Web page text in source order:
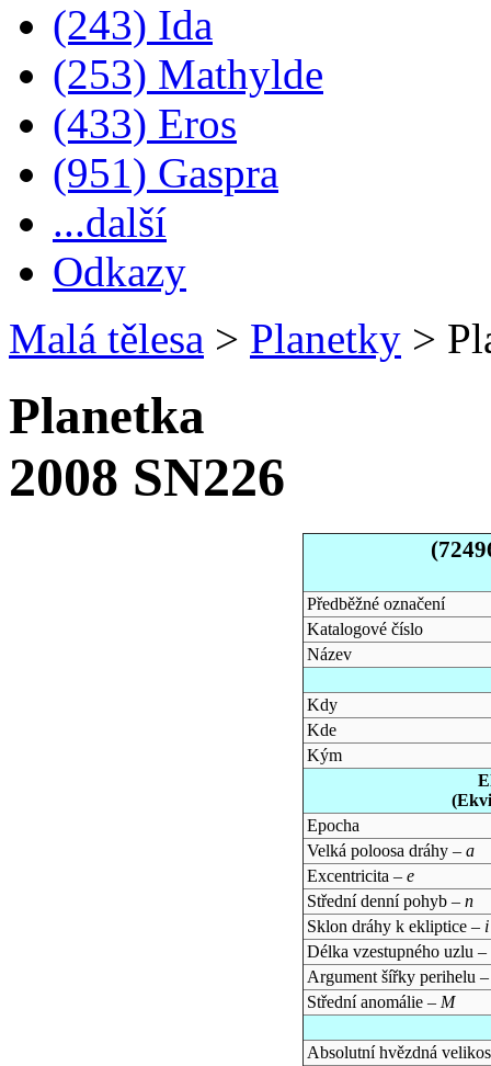
(243) Ida
(253) Mathylde
(433) Eros
(951) Gaspra
...další
Odkazy
Malá tělesa > Planetky >
Planetka
2008 SN226
Předběžné označení
Katalogové číslo
Název
Kdy
Kde
Kým
Epocha
Velká poloosa dráhy – a
Excentricita – e
Střední denní pohyb – n
Sklon dráhy k ekliptice – i
Délka vzestupného uzlu –
Argument šířky perihelu
Střední anomálie – M
Absolutní hvězdná